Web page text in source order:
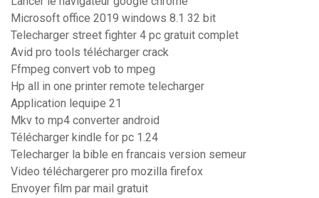
Microsoft office 2019 windows 8.1 32 bit
Telecharger street fighter 4 pc gratuit complet
Avid pro tools télécharger crack
Ffmpeg convert vob to mpeg
Hp all in one printer remote telecharger
Application lequipe 21
Mkv to mp4 converter android
Télécharger kindle for pc 1.24
Telecharger la bible en francais version semeur
Video téléchargerer pro mozilla firefox
Envoyer film par mail gratuit